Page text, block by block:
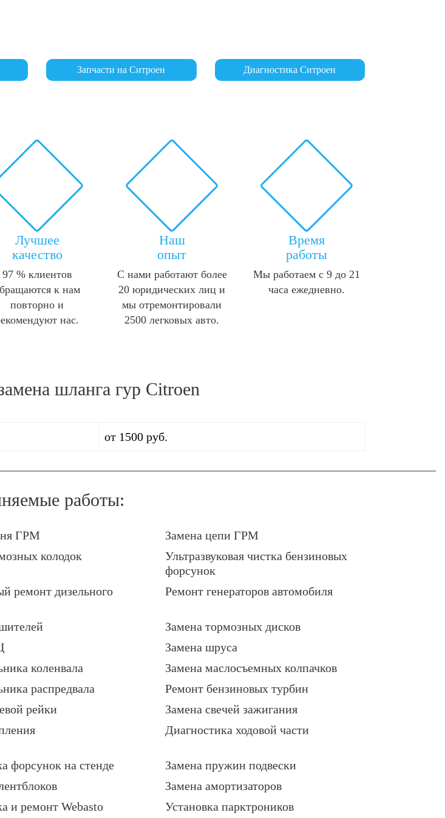
Запчасти на Ситроен Диагностика Ситроен
Лучшее
качество
97 % клиентов
к нам
повторно и
нас.
Наш
опыт
С нами работают более
20 юридических лиц и
мы отремонтировали
2500 легковых авто.
Время
работы
Мы работаем с 9 до 21
часа ежедневно.
шланга гур Citroen
от 1500 руб.
работы:
ГРМ
Замена цепи ГРМ
колодок
Ультразвуковая чистка бензиновых
форсунок
ремонт дизельного
Ремонт генераторов автомобиля
Замена тормозных дисков
Замена шруса
коленвала
Замена маслосъемных колпачков
распредвала
Ремонт бензиновых турбин
рейки
Замена свечей зажигания
Диагностика ходовой части
форсунок на стенде
Замена пружин подвески
Замена амортизаторов
и ремонт Webasto
Установка парктроников